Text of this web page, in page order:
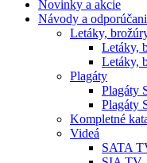
Novinky a akcie
Návody a
Letáky,
Letáky,
Letáky,
Plagáty
Plagáty
Plagáty
Kompletné
Videá
SATA